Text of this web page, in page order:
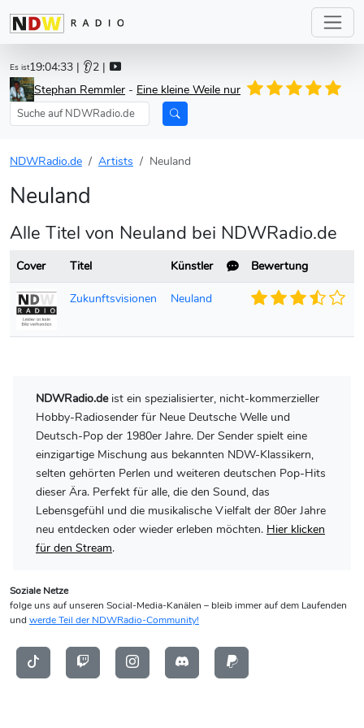
Es ist19:04:33 | 👂2 |
Stephan Remmler - Eine kleine Weile nur
NDWRadio.de Artists Neuland
Neuland
Alle Titel von Neuland bei NDWRadio.de
Cover Titel Künstler
Bewertung
Zukunftsvisionen
Neuland
NDWRadio.deist ein spezialisierter, nicht-kommerzieller
Hobby-Radiosender für Neue Deutsche Welle und
Deutsch-Pop der 1980er Jahre. Der Sender spielt eine
einzigartige Mischung aus bekannten NDW-Klassikern,
selten gehörten Perlen und weiteren deutschen Pop-Hits
dieser Ära. Perfekt für alle, die den Sound, das
Lebensgefühl und die musikalische Vielfalt der 80er Jahre
neu entdecken oder wieder erleben möchten. Hier klicken
für den Stream.
Soziale Netze
folge uns auf unseren Social-Media-Kanälen – bleib immer auf dem Laufenden
und werde Teil der NDWRadio-Community!